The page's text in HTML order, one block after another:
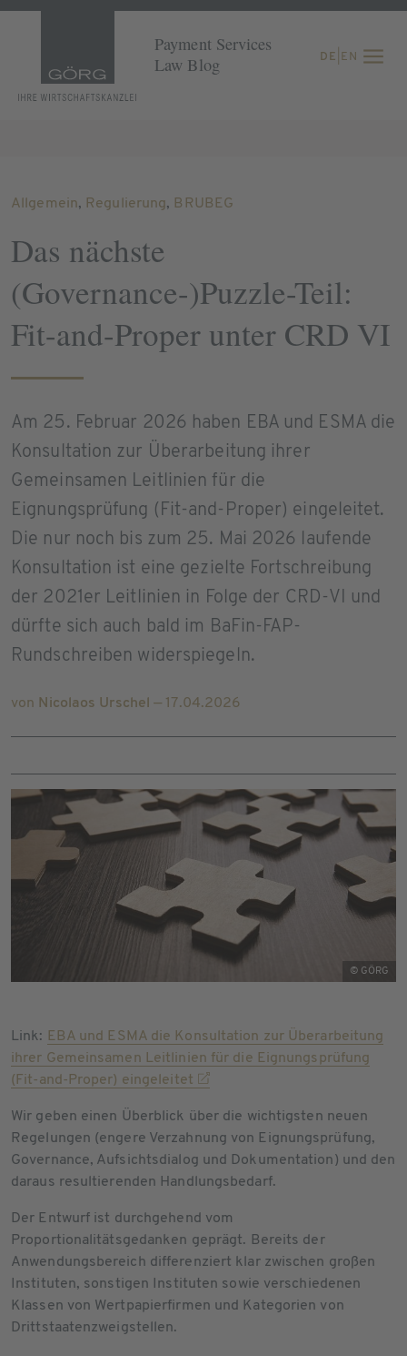
Payment Services
Law Blog
DE EN
Allgemein, Regulierung, BRUBEG
Das nächste
(Governance-)Puzzle-Teil:
Fit-and-Proper unter CRD VI
Am 25. Februar 2026 haben EBA und ESMA die
Konsultation zur Überarbeitung ihrer
Gemeinsamen Leitlinien für die
Eignungsprüfung (Fit-and-Proper) eingeleitet.
Die nur noch bis zum 25. Mai 2026 laufende
Konsultation ist eine gezielte Fortschreibung
der 2021er Leitlinien in Folge der CRD-VI und
dürfte sich auch bald im BaFin-FAP-
Rundschreiben widerspiegeln.
von Nicolaos Urschel — 17.04.2026
© GÖRG
Link: EBA und ESMA die Konsultation zur Überarbeitung
ihrer Gemeinsamen Leitlinien für die Eignungsprüfung
(Fit-and-Proper) eingeleitet
Wir geben einen Überblick über die wichtigsten neuen
Regelungen (engere Verzahnung von Eignungsprüfung,
Governance, Aufsichtsdialog und Dokumentation) und den
daraus resultierenden Handlungsbedarf.
Der Entwurf ist durchgehend vom
Proportionalitätsgedanken geprägt. Bereits der
Anwendungsbereich differenziert klar zwischen großen
Instituten, sonstigen Instituten sowie verschiedenen
Klassen von Wertpapierfirmen und Kategorien von
Drittstaatenzweigstellen.